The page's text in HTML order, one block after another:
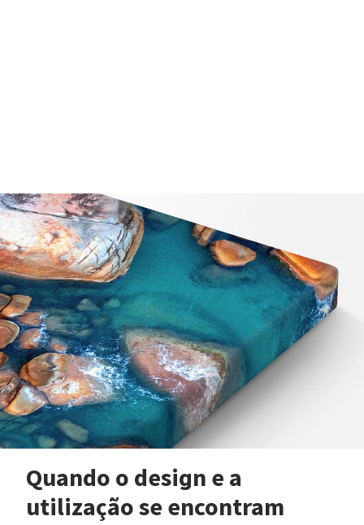
Quando o design e a
utilização se encontram